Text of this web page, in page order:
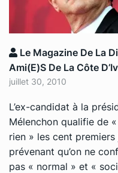
Le Magazine De La
Ami(e)s De La Côte
juillet 30, 2010
L’ex-candidat à la
Mélenchon qualifie de
rien » les cent
prévenant qu’on ne
pas « normal » et «